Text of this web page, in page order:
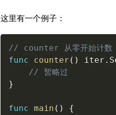
这里有一个例子：
// counter 从零开始计数
func
counter ( ) iter .
// 暂略过
}
func main ( )
{